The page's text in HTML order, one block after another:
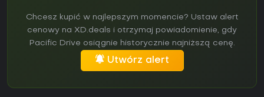
Chcesz kupić w najlepszym momencie? Ustaw alert
cenowy na XD.deals i otrzymaj powiadomienie, gdy
Pacific Drive osiągnie historycznie najniższą cenę.
Utwórz alert